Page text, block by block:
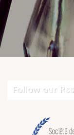
Follow our